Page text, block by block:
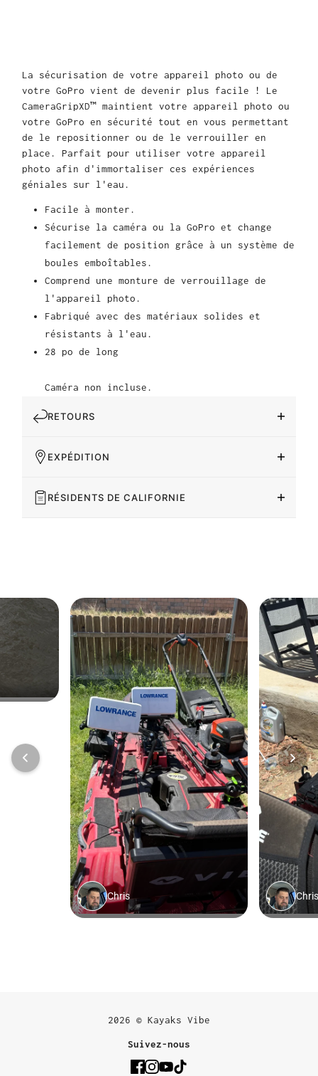
La sécurisation de votre appareil photo ou de
votre GoPro vient de devenir plus facile ! Le
CameraGripXD™ maintient votre appareil photo ou
votre GoPro en sécurité tout en vous permettant
de le repositionner ou de le verrouiller en
place. Parfait pour utiliser votre appareil
photo afin d'immortaliser ces expériences
géniales sur l'eau.
Facile à monter.
Sécurise la caméra ou la GoPro et change
facilement de position grâce à un système de
boules emboîtables.
Comprend une monture de verrouillage de
l'appareil photo.
Fabriqué avec des matériaux solides et
résistants à l'eau.
28 po de long
Caméra non incluse.
RETOURS
EXPÉDITION
RÉSIDENTS DE CALIFORNIE
2026 © Kayaks Vibe
Suivez-nous